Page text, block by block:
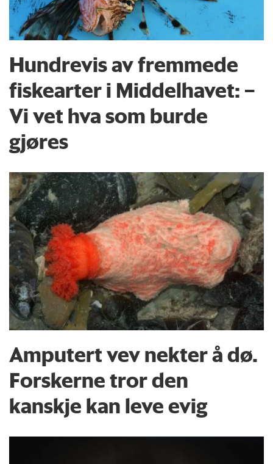
Hundrevis av fremmede
fiskearter i Middelhavet: –
Vi vet hva som burde
gjøres
Amputert vev nekter å dø.
Forskerne tror den
kanskje kan leve evig